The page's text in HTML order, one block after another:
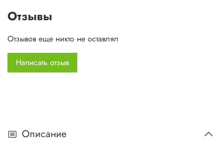
Общая ширина, м.&nbsp;1,80
Вход&nbsp;1
Дуги&nbsp;Fib/glass (3 шт)
Тент&nbsp;Polyester 3000 mm&nbsp;
Дно&nbsp;Polyester 3000 mm
Отзывы
Отзывов еще никто не оставлял
Написать отзыв
Описание